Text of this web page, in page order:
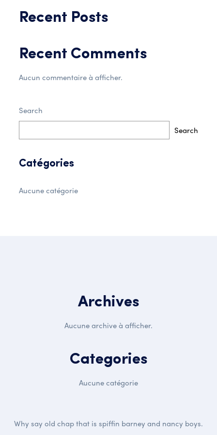
Recent Posts
Recent Comments
Aucun commentaire à afficher.
Search
Search
Catégories
Aucune catégorie
Archives
Aucune archive à afficher.
Categories
Aucune catégorie
Why say old chap that is spiffin barney and nancy boys.